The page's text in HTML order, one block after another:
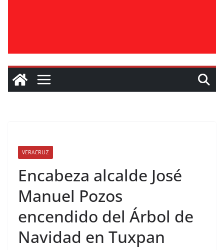
VERACRUZ
Encabeza alcalde José
Manuel Pozos
encendido del Árbol de
Navidad en Tuxpan